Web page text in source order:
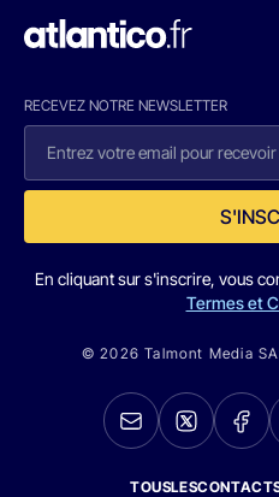
RECEVEZ NOTRE NEWSLETTER
En cliquant sur s'inscrire, vous
Termes et
© 2026 Talmont Media